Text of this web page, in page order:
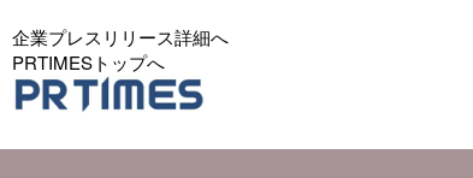
企業プレスリリース詳細へ
PRTIMESトップへ